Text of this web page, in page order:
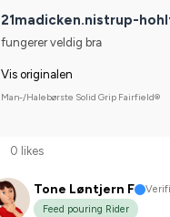
21madicken.nistrup-
fungerer veldig bra
Vis originalen
Man-/Halebørste Solid Grip Fairfield®
0 likes
Tone Løntjern F
Feed pouring Rider